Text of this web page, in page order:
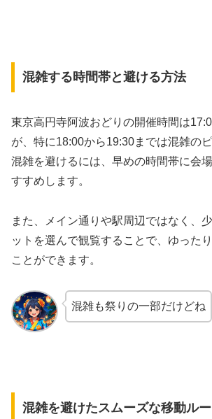
混雑する時間帯と避ける方法
東京高円寺阿波おどりの開催時間は
が、特に18:00から19:30までは混雑の
混雑を避けるには、早めの時間帯に会
すすめします。
また、メイン通りや駅周辺ではなく、
ットを選んで観覧することで、ゆった
ことができます。
混雑も祭りの一部だけどね
混雑を避けたスムーズな移動ルー